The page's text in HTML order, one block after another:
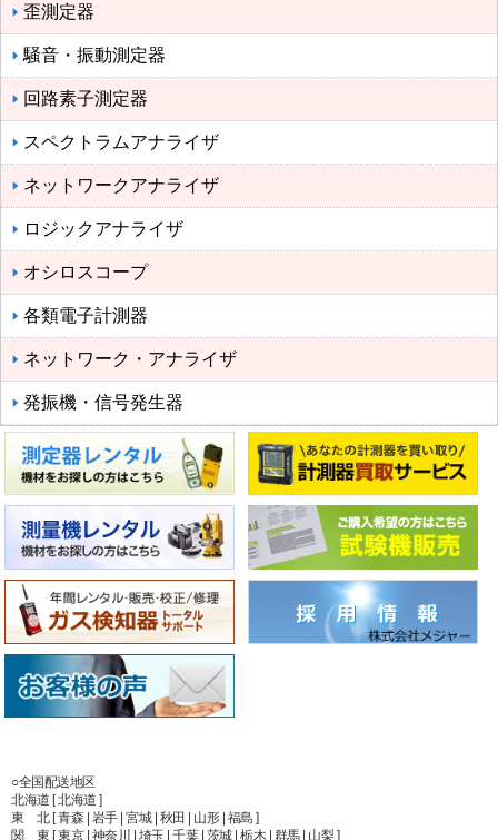
歪測定器
騒音・振動測定器
回路素子測定器
スペクトラムアナライザ
ネットワークアナライザ
ロジックアナライザ
オシロスコープ
各類電子計測器
ネットワーク・アナライザ
発振機・信号発生器
○全国配送地区
北海道 [ 北海道 ]
東 北 [ 青森 | 岩手 | 宮城 | 秋田 | 山形 | 福島 ]
関 東 [ 東京 | 神奈川 | 埼玉 | 千葉 | 茨城 | 栃木 | 群馬 | 山梨 ]